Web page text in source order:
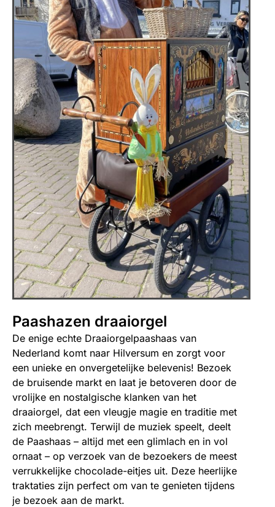
Paashazen draaiorgel
De enige echte Draaiorgelpaashaas van
Nederland komt naar Hilversum en zorgt voor
een unieke en onvergetelijke belevenis! Bezoek
de bruisende markt en laat je betoveren door de
vrolijke en nostalgische klanken van het
draaiorgel, dat een vleugje magie en traditie met
zich meebrengt. Terwijl de muziek speelt, deelt
de Paashaas – altijd met een glimlach en in vol
ornaat – op verzoek van de bezoekers de meest
verrukkelijke chocolade-eitjes uit. Deze heerlijke
traktaties zijn perfect om van te genieten tijdens
je bezoek aan de markt.